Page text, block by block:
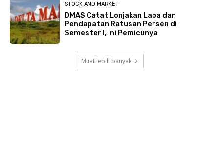
STOCK AND MARKET
DMAS Catat Lonjakan Laba dan
Pendapatan Ratusan Persen di
Semester I, Ini Pemicunya
Muat lebih banyak